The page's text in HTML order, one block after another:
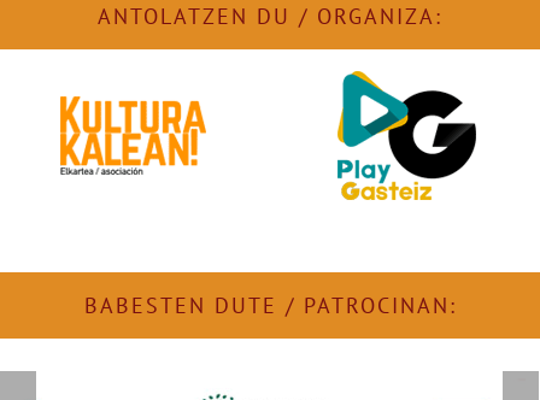
ANTOLATZEN DU / ORGANIZA:
BABESTEN DUTE / PATROCINAN: